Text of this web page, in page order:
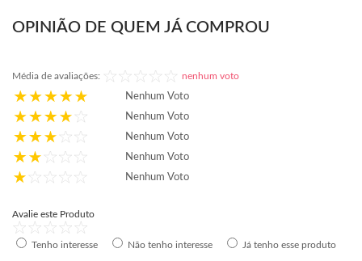
OPINIÃO DE QUEM JÁ COMPROU
Média de avaliações: nenhum voto
Nenhum Voto
Nenhum Voto
Nenhum Voto
Nenhum Voto
Nenhum Voto
Avalie este Produto
Tenho interesse Não tenho interesse Já tenho esse produto